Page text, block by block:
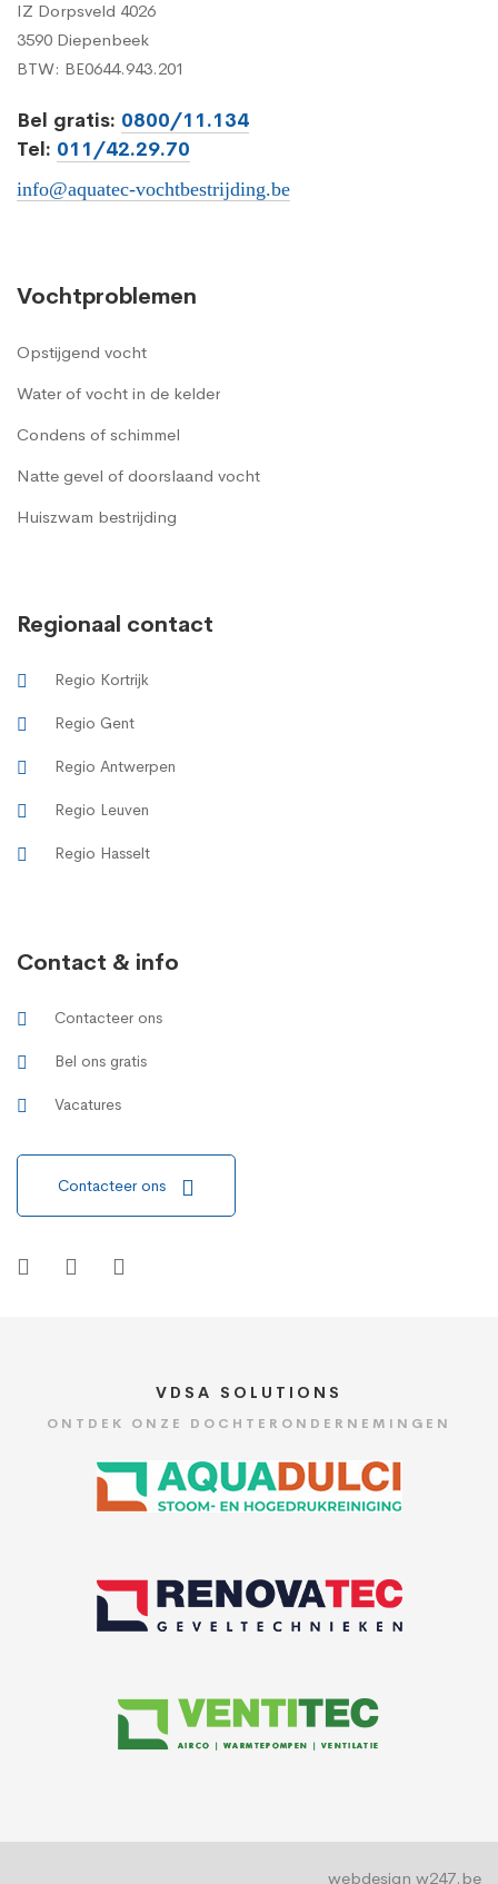
IZ Dorpsveld 4026
3590 Diepenbeek
BTW: BE0644.943.201
Bel gratis: 0800/11.134
Tel: 011/42.29.70
info@aquatec-vochtbestrijding.be
Vochtproblemen
Opstijgend vocht
Water of vocht in de kelder
Condens of schimmel
Natte gevel of doorslaand vocht
Huiszwam bestrijding
Regionaal contact
Regio Kortrijk
Regio Gent
Regio Antwerpen
Regio Leuven
Regio Hasselt
Contact & info
Contacteer ons
Bel ons gratis
Vacatures
Contacteer ons
VDSA SOLUTIONS
ONTDEK ONZE DOCHTERONDERNEMINGEN
webdesign w247.be